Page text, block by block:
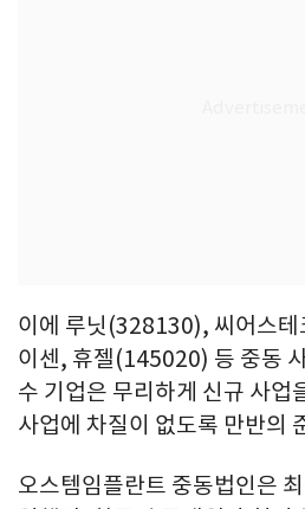
이에 루닛(328130), 씨어스
이센, 휴젤(145020) 등 중동
수 기업은 무리하게 신규 사업
사업에 차질이 없도록 만반의
오스템임플란트 중동법인은